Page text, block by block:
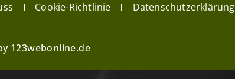
Cookie-Richtlinie Datenschutzerklärung
123webonline.de